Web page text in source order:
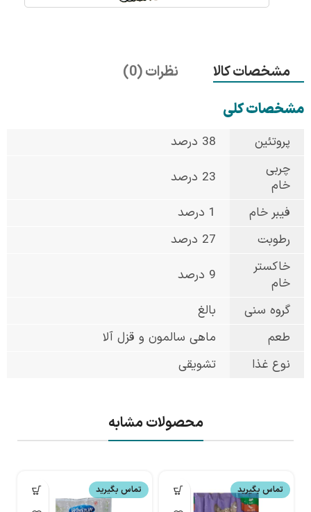
مشخصات کالا
نظرات (0)
مشخصات کلی
پروتئین
38 درصد
چربی
خام
23 درصد
فیبر خام
1 درصد
رطوبت
27 درصد
خاکستر
خام
9 درصد
گروه سنی
بالغ
طعم
ماهی سالمون و قزل آلا
نوع غذا
تشویقی
محصولات مشابه
تماس بگیرید تماس بگیرید